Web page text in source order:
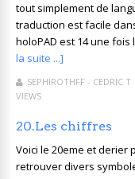
tout simplement de
traduction est facile
holoPAD est 14 une
la suite ...]
SEPHIROTHFF - CEDRIC T
VIEWS
20.Les chiffres
Voici le 20eme et derier
retrouver divers